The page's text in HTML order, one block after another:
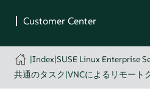
|Index|SUSE Linux Enterprise
共通のタスク|VNCによるリモート